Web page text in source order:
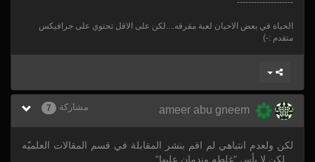
--------------------
الحياة في بعض الاحيان لعبة مقرفه....لكن على الاقل تحتوي على جرافيكس
متقدم :-)
ameer abu gneem مشاركة 7
لكن ولعدم انتباهي لم اقم بنشر المقابلة في قسم المقالات العلميّه
...لكن لا بأس "غلطه وندمان عليها"